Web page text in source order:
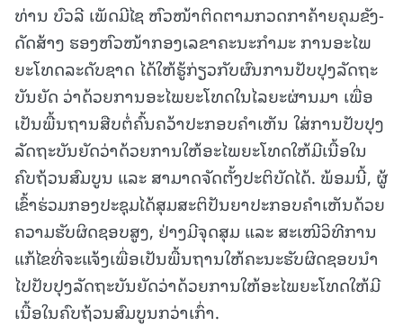
ທ່ານ ບົວລີ ເພັດມີໄຊ ຫົວໜ້າຕິດຕາມກວດກາຄ້າຍຄຸມຂັງ-
ດັດສ້າງ ຮອງຫົວໜ້າກອງເລຂາຄະນະກຳມະ ການອະໄພ
ຍະໂທດລະດັບຊາດ ໄດ້ໃຫ້ຮູ້ກ່ຽວກັບຜົນການປັບປຸງລັດຖະ
ບັນຍັດ ວ່າດ້ວຍການອະໄພຍະໂທດໃນໄລຍະຜ່ານມາ ເພື່ອ
ເປັນພື້ນຖານສືບຕໍ່ຄົ້ນຄວ້າປະກອບຄໍາເຫັນ ໃສ່ການປັບປຸງ
ລັດຖະບັນຍັດວ່າດ້ວຍການໃຫ້ອະໄພຍະໂທດໃຫ້ມີເນື້ອໃນ
ຄົບຖ້ວນສົມບູນ ແລະ ສາມາດຈັດຕັ້ງປະຕິບັດໄດ້. ພ້ອມນີ້, ຜູ້
ເຂົ້າຮ່ວມກອງປະຊຸມໄດ້ສຸມສະຕິປັນຍາປະກອບຄໍາເຫັນດ້ວຍ
ຄວາມຮັບຜິດຊອບສູງ, ຢ່າງມີຈຸດສຸມ ແລະ ສະເໜີວິທີການ
ແກ້ໄຂທີ່ຈະແຈ້ງເພື່ອເປັນພື້ນຖານໃຫ້ຄະນະຮັບຜິດຊອບນໍາ
ໄປປັບປຸງລັດຖະບັນຍັດວ່າດ້ວຍການໃຫ້ອະໄພຍະໂທດໃຫ້ມີ
ເນື້ອໃນຄົບຖ້ວນສົມບູນກວ່າເກົ່າ.